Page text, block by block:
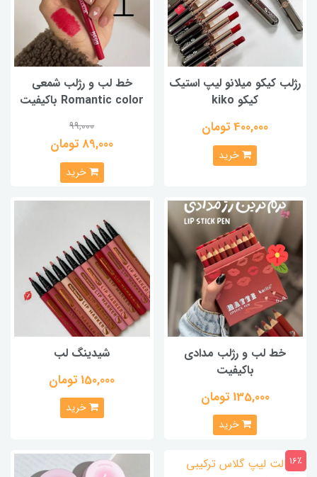
رژلب کیکو میلانو لیپ استیک
کیکو kiko
400,000 تومان
خرید
خط لب و رژلب شمعی
Romantic color باکیفیت
99,000
89,000 تومان
خرید
خط لب و رژلب مدادی
باکیفیت
135,000 تومان
خرید
شیدینگ لب
150,000 تومان
خرید
16٪